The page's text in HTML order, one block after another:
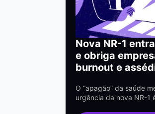
Nova NR-1
e obriga
burnout e
O “apagão” da saúde
urgência da nova NR-1